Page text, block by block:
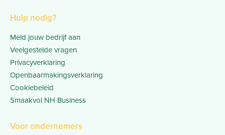
Hulp nodig?
Meld jouw bedrijf aan
Veelgestelde vragen
Privacyverklaring
Openbaarmakingsverklaring
Cookiebeleid
Smaakvol NH Business
Voor ondernemers